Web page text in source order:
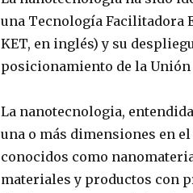
una Tecnología Facilitadora
KET, en inglés) y su
posicionamiento de la Unión
La nanotecnologia,
una o más dimensiones en
conocidos como
materiales y productos con